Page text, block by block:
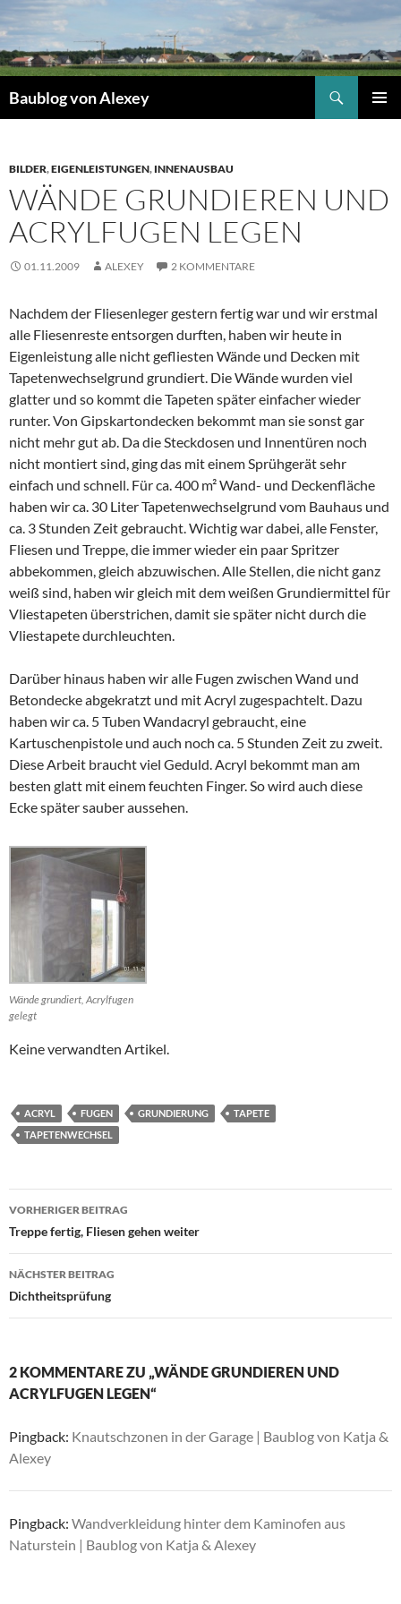
Inhalt
springen
Baublog von Alexey
BILDER,EIGENLEISTUNGEN, INNENAUSBAU
WÄNDE GRUNDIEREN UND
ACRYLFUGEN LEGEN
01.11.2009 ALEXEY 2 KOMMENTARE
Nachdem der Fliesenleger gestern fertig war und wir erstmal
alle Fliesenreste entsorgen durften, haben wir heute in
Eigenleistung alle nicht gefliesten Wände und Decken mit
Tapetenwechselgrund grundiert. Die Wände wurden viel
glatter und so kommt die Tapeten später einfacher wieder
runter. Von Gipskartondecken bekommt man sie sonst gar
nicht mehr gut ab. Da die Steckdosen und Innentüren noch
nicht montiert sind, ging das mit einem Sprühgerät sehr
einfach und schnell. Für ca. 400 m² Wand- und Deckenfläche
haben wir ca. 30 Liter Tapetenwechselgrund vom Bauhaus und
ca. 3 Stunden Zeit gebraucht. Wichtig war dabei, alle Fenster,
Fliesen und Treppe, die immer wieder ein paar Spritzer
abbekommen, gleich abzuwischen. Alle Stellen, die nicht ganz
weiß sind, haben wir gleich mit dem weißen Grundiermittel für
Vliestapeten überstrichen, damit sie später nicht durch die
Vliestapete durchleuchten.
Darüber hinaus haben wir alle Fugen zwischen Wand und
Betondecke abgekratzt und mit Acryl zugespachtelt. Dazu
haben wir ca. 5 Tuben Wandacryl gebraucht, eine
Kartuschenpistole und auch noch ca. 5 Stunden Zeit zu zweit.
Diese Arbeit braucht viel Geduld. Acryl bekommt man am
besten glatt mit einem feuchten Finger. So wird auch diese
Ecke später sauber aussehen.
Wände grundiert, Acrylfugen
gelegt
Keine verwandten Artikel.
ACRYL FUGEN GRUNDIERUNG
TAPETE
TAPETENWECHSEL
Beitragsnavigation
VORHERIGER BEITRAG
Treppe fertig, Fliesen gehen weiter
NÄCHSTER BEITRAG
Dichtheitsprüfung
2 KOMMENTARE ZU „WÄNDE GRUNDIEREN UND
ACRYLFUGEN LEGEN“
Pingback: Knautschzonen in der Garage | Baublog von Katja &
Alexey
Pingback: Wandverkleidung hinter dem Kaminofen aus
Naturstein | Baublog von Katja & Alexey